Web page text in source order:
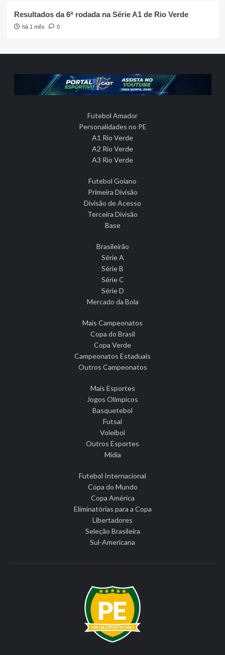
Resultados da 6ª rodada na Série A1 de Rio Verde
há 1 mês 0
Futebol Amador
Personalidades no PE
A1 Rio Verde
A2 Rio Verde
A3 Rio Verde
Futebol Goiano
Primeira Divisão
Divisão de Acesso
Terceira Divisão
Base
Brasileirão
Série A
Série B
Série C
Série D
Mercado da Bola
Mais Campeonatos
Copa do Brasil
Copa Verde
Campeonatos Estaduais
Outros Campeonatos
Mais Esportes
Jogos Olímpicos
Basquetebol
Futsal
Voleibol
Outros Esportes
Mídia
Futebol Internacional
Copa do Mundo
Copa América
Eliminatórias para a Copa
Libertadores
Seleção Brasileira
Sul-Americana